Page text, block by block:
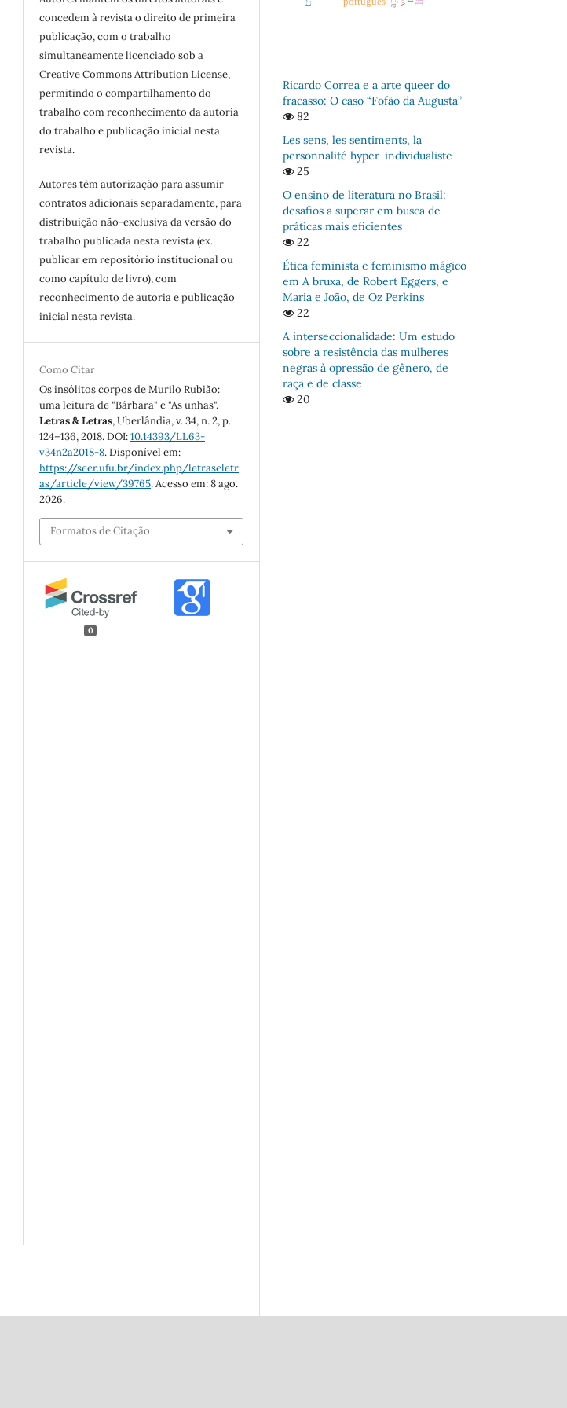
concedem à revista o direito de primeira
publicação, com o trabalho
simultaneamente licenciado sob a
Creative Commons Attribution License,
permitindo o compartilhamento do
trabalho com reconhecimento da autoria
do trabalho e publicação inicial nesta
revista.
Autores têm autorização para assumir
contratos adicionais separadamente, para
distribuição não-exclusiva da versão do
trabalho publicada nesta revista (ex.:
publicar em repositório institucional ou
como capítulo de livro), com
reconhecimento de autoria e publicação
inicial nesta revista.
Como Citar
Os insólitos corpos de Murilo Rubião:
uma leitura de "Bárbara" e "As unhas".
Letras & Letras, Uberlândia, v. 34, n. 2, p.
124–136, 2018. DOI:10.14393/LL63-
v34n2a2018-8. Disponível em:
https://seer.ufu.br/index.php/letraseletr
as/article/view/39765. Acesso em: 8 ago.
2026.
Formatos de Citação
0
Ricardo Correa e a arte queer do
fracasso: O caso “Fofão da Augusta”
82
Les sens, les sentiments, la
personnalité hyper-individualiste
25
O ensino de literatura no Brasil:
desafios a superar em busca de
práticas mais eficientes
22
Ética feminista e feminismo mágico
em A bruxa, de Robert Eggers, e
Maria e João, de Oz Perkins
22
A interseccionalidade: Um estudo
sobre a resistência das mulheres
negras à opressão de gênero, de
raça e de classe
20